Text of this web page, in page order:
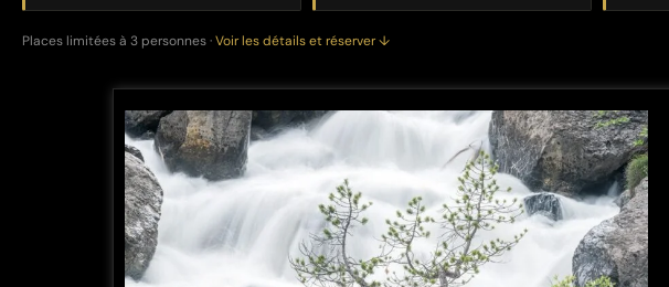
Places limitées à 3 personnes ·Voir les détails et réserver ↓